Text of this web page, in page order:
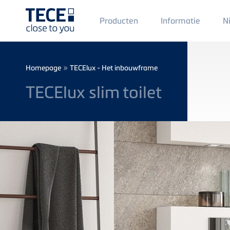
Main
Menü
1
Producten Informatie
Breadcrumb
Homepage » TECElux - Het inbouwframe
TECElux slim toilet